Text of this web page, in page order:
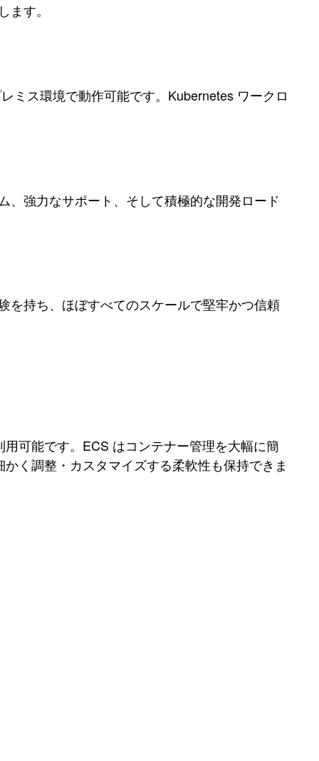
す。
ミス環境で動作可能です。Kubernetes ワークロ
、強力なサポート、そして積極的な開発ロード
を持ち、ほぼすべてのスケールで堅牢かつ信頼
可能です。ECS はコンテナー管理を大幅に簡
く調整・カスタマイズする柔軟性も保持できま